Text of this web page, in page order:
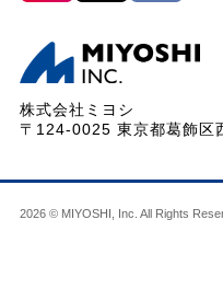
株式会社ミヨシ
〒124-0025 東京都葛飾区
2026 © MIYOSHI, Inc. All Rights